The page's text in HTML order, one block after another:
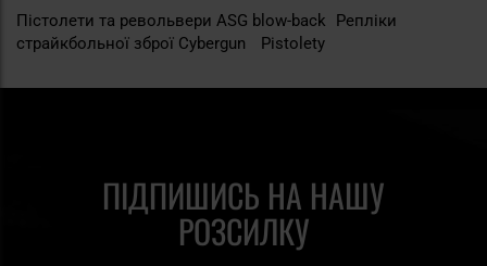
Пістолети та револьвери ASG blow-back
Репліки
страйкбольної зброї Cybergun
Pistolety
ПІДПИШИСЬ НА НАШУ
РОЗСИЛКУ